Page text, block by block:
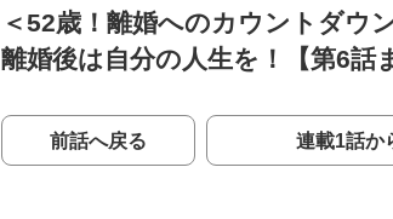
＜52歳！離婚へのカウントダウ
離婚後は自分の人生を！【第6話
前話へ戻る 連載1話か